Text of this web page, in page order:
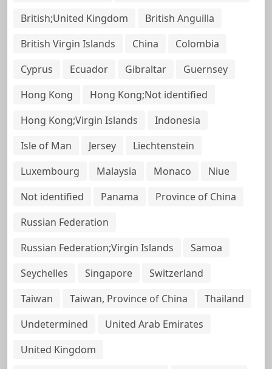
British;United Kingdom
British Anguilla
British Virgin Islands
China
Colombia
Cyprus
Ecuador Gibraltar
Guernsey
Hong Kong
Hong Kong;Not identified
Hong Kong;Virgin Islands
Indonesia
Isle of Man
Jersey
Liechtenstein
Luxembourg
Malaysia Monaco
Niue
Not identified
Panama
Province of China
Russian Federation
Russian Federation;Virgin Islands
Samoa
Seychelles
Singapore
Switzerland
Taiwan
Taiwan, Province of China
Thailand
Undetermined
United Arab Emirates
United Kingdom